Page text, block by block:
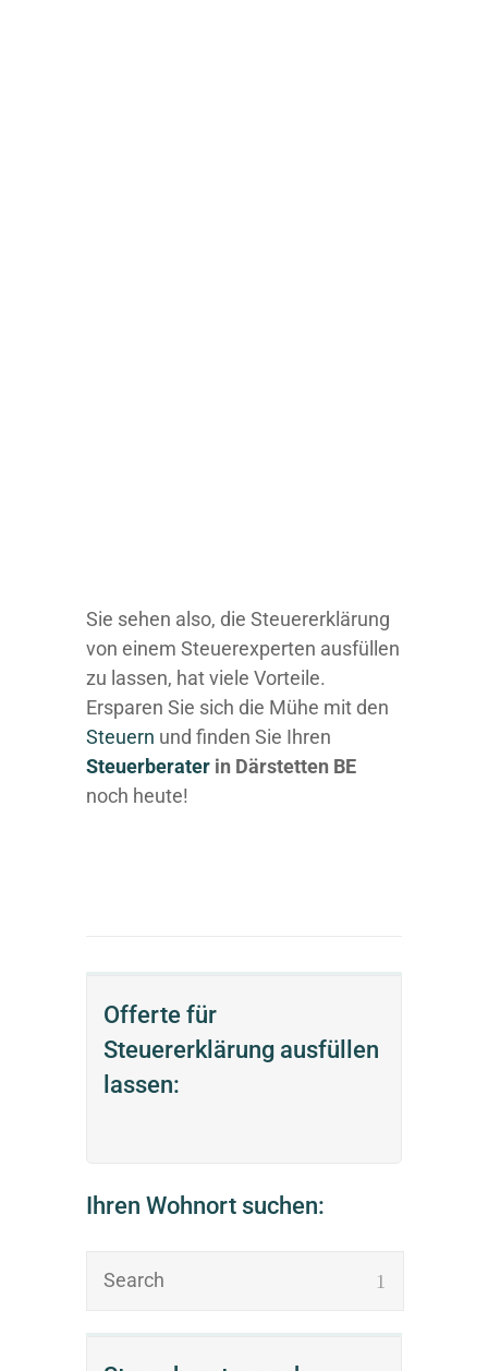
Offerte für
Steuererklärung ausfüllen
lassen:
Ihren Wohnort suchen:
Sie sehen also, die Steuererklärung
von einem Steuerexperten ausfüllen
zu lassen, hat viele Vorteile.
Ersparen Sie sich die Mühe mit den
Steuern und finden Sie Ihren
Steuerberater in Därstetten BE
noch heute!